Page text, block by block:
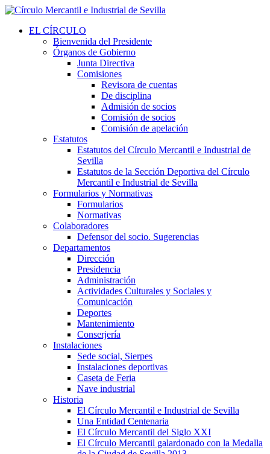
EL CÍRCULO
Bienvenida del Presidente
Órganos de Gobierno
Junta Directiva
Comisiones
Revisora de cuentas
De disciplina
Admisión de socios
Comisión de socios
Comisión de apelación
Estatutos
Estatutos del Círculo Mercantil e Industrial de
Sevilla
Estatutos de la Sección Deportiva del Círculo
Mercantil e Industrial de Sevilla
Formularios y Normativas
Formularios
Normativas
Colaboradores
Defensor del socio. Sugerencias
Departamentos
Dirección
Presidencia
Administración
Actividades Culturales y Sociales y
Comunicación
Deportes
Mantenimiento
Conserjería
Instalaciones
Sede social, Sierpes
Instalaciones deportivas
Caseta de Feria
Nave industrial
Historia
El Círculo Mercantil e Industrial de Sevilla
Una Entidad Centenaria
El Círculo Mercantil del Siglo XXI
El Círculo Mercantil galardonado con la Medalla